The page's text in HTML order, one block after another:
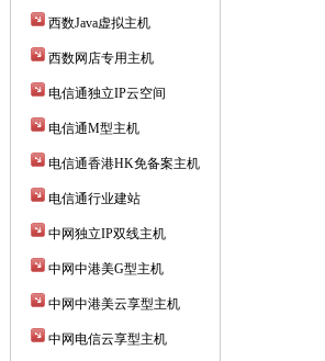
西数Java虚拟主机
西数网店专用主机
电信通独立IP云空间
电信通M型主机
电信通香港HK免备案主机
电信通行业建站
中网独立IP双线主机
中网中港美G型主机
中网中港美云享型主机
中网电信云享型主机